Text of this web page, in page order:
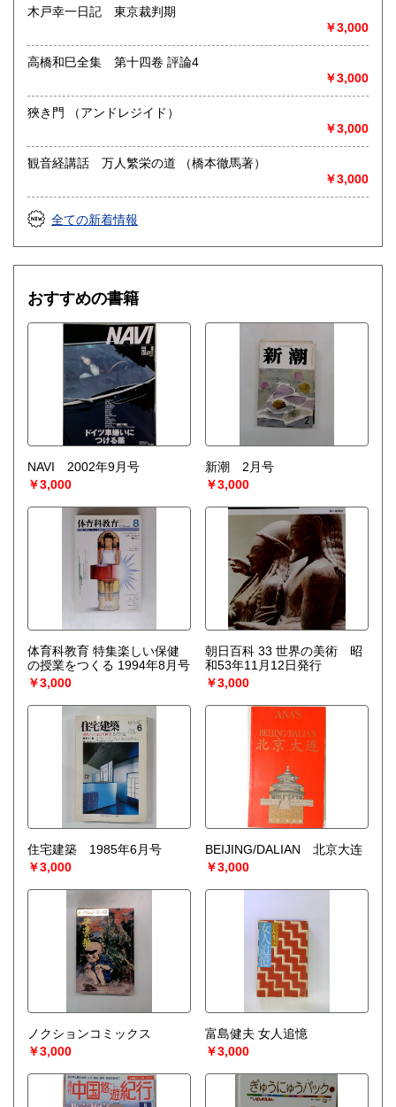
木戸幸一日記 東京裁判期
￥3,000
高橋和巳全集 第十四卷 評論4
￥3,000
狹き門 （アンドレジイド）
￥3,000
観音経講話 万人繁栄の道 （橋本徹馬著）
￥3,000
全ての新着情報
おすすめの書籍
NAVI 2002年9月号
￥3,000
新潮 2月号
￥3,000
体育科教育 特集楽しい保健
の授業をつくる 1994年8月号
￥3,000
朝日百科 33 世界の美術 昭
和53年11月12日発行
￥3,000
住宅建築 1985年6月号
￥3,000
BEIJING/DALIAN 北京大连
￥3,000
ノクションコミックス
￥3,000
富島健夫 女人追憶
￥3,000